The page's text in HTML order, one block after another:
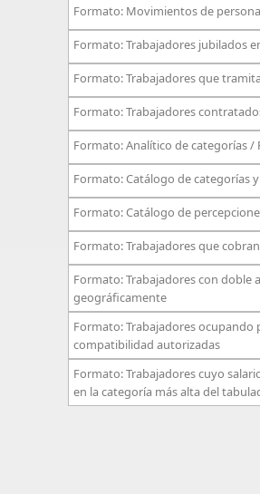
Formato: Movimientos de
Formato: Trabajadores jubilados
Formato: Trabajadores que
Formato: Trabajadores
Formato: Analítico de categorías
Formato: Catálogo de categorías
Formato: Catálogo de
Formato: Trabajadores que
Formato: Trabajadores con doble
geográficamente
Formato: Trabajadores ocupando
compatibilidad autorizadas
Formato: Trabajadores cuyo
en la categoría más alta del